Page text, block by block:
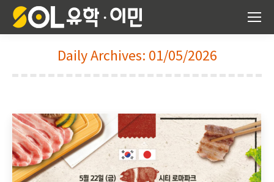
Daily Archives: 01/05/2026